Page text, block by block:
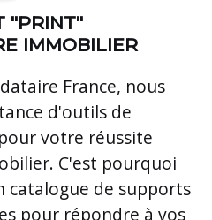
"PRINT"
IMMOBILIER
France, nous
d'outils de
votre réussite
C'est pourquoi
catalogue de supports
pour répondre à vos